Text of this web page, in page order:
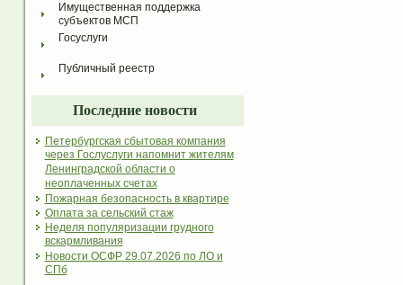
Имущественная поддержка
субъектов МСП
Госуслуги
Публичный реестр
Последние новости
Петербургская сбытовая компания
через Гослуслуги напомнит жителям
Ленинградской области о
неоплаченных счетах
Пожарная безопасность в квартире
Оплата за сельский стаж
Неделя популяризации грудного
вскармливания
Новости ОСФР 29.07.2026 по ЛО и
СПб